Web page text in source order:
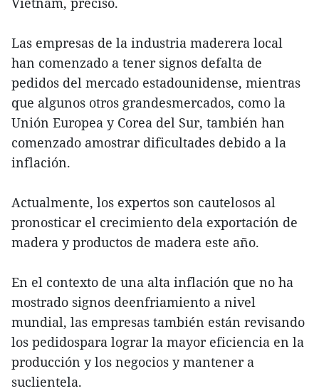
Las empresas de la industria maderera local
han comenzado a tener signos defalta de
pedidos del mercado estadounidense, mientras
que algunos otros grandesmercados, como la
Unión Europea y Corea del Sur, también han
comenzado amostrar dificultades debido a la
inflación.
Actualmente, los expertos son cautelosos al
pronosticar el crecimiento dela exportación de
madera y productos de madera este año.
En el contexto de una alta inflación que no ha
mostrado signos deenfriamiento a nivel
mundial, las empresas también están revisando
los pedidospara lograr la mayor eficiencia en la
producción y los negocios y mantener a
suclientela.